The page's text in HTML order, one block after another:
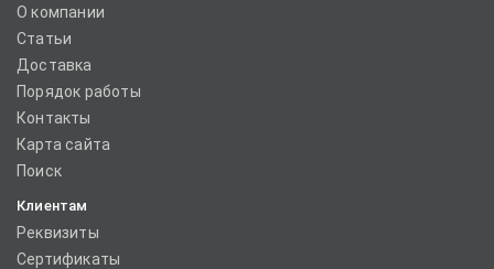
О компании
Статьи
Доставка
Порядок работы
Контакты
Карта сайта
Поиск
Клиентам
Реквизиты
Сертификаты